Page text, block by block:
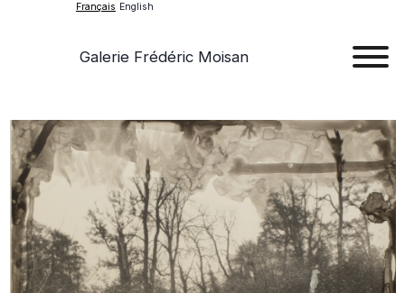
Français English
Galerie Frédéric Moisan